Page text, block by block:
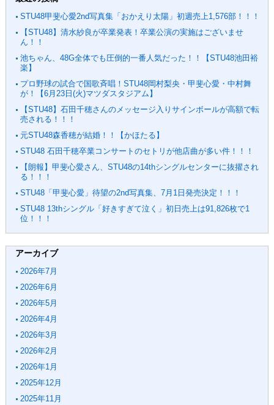
STU48甲斐心愛2nd写真集「おかえり太陽」初週売上1,576部！！！
【STU48】清水紗良が卒業発表！卒業公演の実施はございませ
ん！！
池ちゃん、48G全体でも圧倒的一番人気だった！！【STU48池田裕
楽】
プロ野球の試合で国歌斉唱！STU48岡村梨央・甲斐心愛・中村舞
が！【6月23日(火)マツダスタジアム】
【STU48】石田千穂さんのメッセージ入りサインボールが高額で転
売される！！！
元STU48森香穂が結婚！！【かほたる】
STU48 石田千穂卒業コンサートのセトリが他店曲が多い件！！！
【朗報】甲斐心愛さん、STU48の14thシングルセンターに抜擢され
る！！！
STU48「甲斐心愛」待望の2nd写真集、7月1日発売決定！！！
STU48 13thシングル「好きすぎて泣く」初日売上は91,826枚で1
位！！！
アーカイブ
2026年7月
2026年6月
2026年5月
2026年4月
2026年3月
2026年2月
2026年1月
2025年12月
2025年11月